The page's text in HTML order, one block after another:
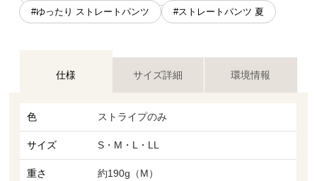
#ゆったり ストレートパンツ
#ストレートパンツ 夏
仕様 サイズ詳細 環境情報
色 ストライプのみ
サイズ S・M・L・LL
重さ 約190g（M）